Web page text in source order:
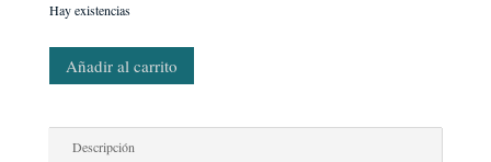
Hay existencias
Turmalina
Añadir al carrito
Descripción